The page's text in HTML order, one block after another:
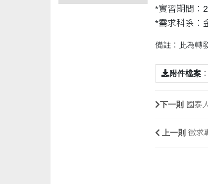
*實習期間：
*需求科系：
備註：此為轉
附件檔案 ：
下一則 國泰
上一則 徵求